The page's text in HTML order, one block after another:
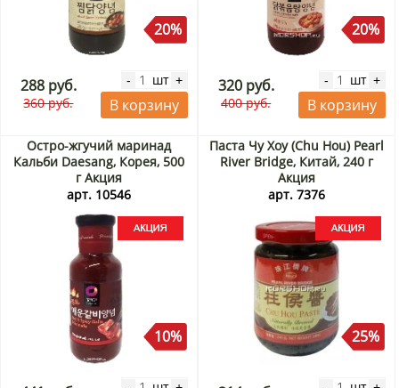
20%
288 руб.
360 руб.
- шт +
В корзину
20%
320 руб.
400 руб.
- шт +
В корзину
Остро-жгучий маринад
Кальби Daesang, Корея, 500
г Акция
арт. 10546
10%
Паста Чу Хоу (Chu Hou) Pearl
River Bridge, Китай, 240 г
Акция
арт. 7376
25%